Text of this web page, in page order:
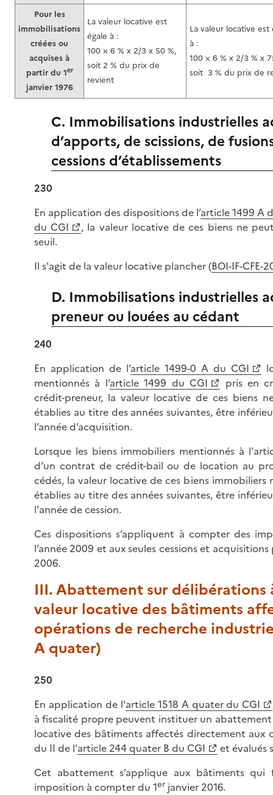
Pour les
immobilisations
créées ou
acquises à
partir du 1er
janvier 1976
La valeur locative est
égale à :
100 × 6 % x 2/3 x 50 %,
soit 2 % du prix de
revient
La valeur locative est
à :
100 × 6 % x 2/3 % x
soit 3 % du prix de
C. Immobilisations industrielles
d’apports, de scissions, de
cessions d’établissements
230
En application des dispositions de l’article 1499 A
du CGI
, la valeur locative de ces biens ne
seuil.
Il s'agit de la valeur locative plancher (BOI-IF-CFE-
D. Immobilisations industrielles
preneur ou louées au cédant
240
En application de l’article 1499-0 A du CGI
mentionnés à l’article 1499 du CGI
pris en
crédit-preneur, la valeur locative de ces biens
établies au titre des années suivantes, être
l’année d’acquisition.
Lorsque les biens immobiliers mentionnés à
d’un contrat de crédit-bail ou de location au
cédés, la valeur locative de ces biens
établies au titre des années suivantes, être
l'année de cession.
Ces dispositions s’appliquent à compter des
l’année 2009 et aux seules cessions et
2006.
III. Abattement sur délibérations
valeur locative des bâtiments
opérations de recherche
A quater)
250
En application de l'article 1518 A quater du CGI
à fiscalité propre peuvent instituer un
locative des bâtiments affectés directement aux
du II de l'article 244 quater B du CGI
et évalués
Cet abattement s’applique aux bâtiments qui
imposition à compter du 1er janvier 2016.